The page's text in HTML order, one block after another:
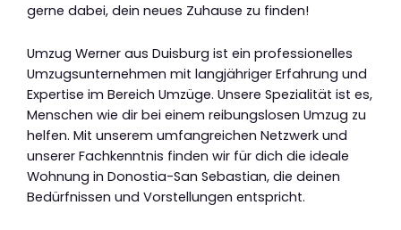
gerne dabei, dein neues Zuhause zu finden!
Umzug Werner aus Duisburg ist ein professionelles
Umzugsunternehmen mit langjähriger Erfahrung und
Expertise im Bereich Umzüge. Unsere Spezialität ist es,
Menschen wie dir bei einem reibungslosen Umzug zu
helfen. Mit unserem umfangreichen Netzwerk und
unserer Fachkenntnis finden wir für dich die ideale
Wohnung in Donostia-San Sebastian, die deinen
Bedürfnissen und Vorstellungen entspricht.